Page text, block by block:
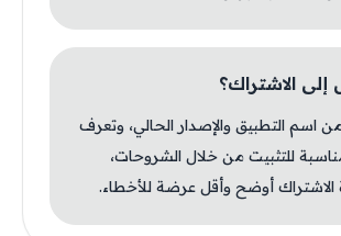
الاشتراك؟
اسم التطبيق والإصدار الحالي، وتعرف
للتثبيت من خلال الشروحات،
أوضح وأقل عرضة للأخطاء.